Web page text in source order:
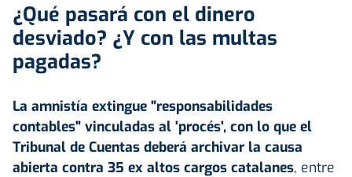
¿Qué pasará con el dinero
desviado? ¿Y con las multas
pagadas?
La amnistía extingue "responsabilidades
contables" vinculadas al 'procés', con lo que el
Tribunal de Cuentas deberá archivar la causa
abierta contra 35 ex altos cargos catalanes, entre